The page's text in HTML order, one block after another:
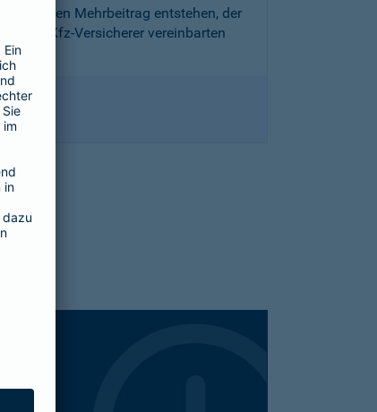
und den Mehrbeitrag entstehen, der
Ihrem Kfz-Versicherer vereinbarten